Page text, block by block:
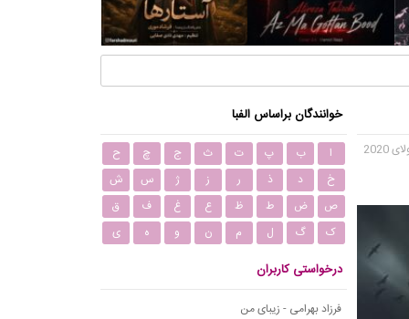
خوانندگان براساس الفبا
ا ب پ ت ث ج چ
ح
خ
د ذ ر ز ژ س
ش
ص
ض ط ظ ع غ ف
ق
ک
گ ل م ن و ه ی
درخواستی کاربران
فرزاد بهرامی - زیبای من